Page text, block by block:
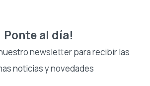
Ponte al día!
newsletter para recibir las
noticias y novedades